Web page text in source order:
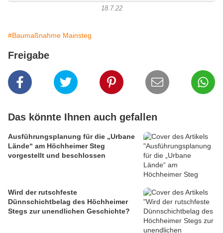
18.7.22
#Baumaßnahme Mainsteg
Freigabe
Das könnte Ihnen auch gefallen
Ausführungsplanung für die „Urbane
Lände“ am Höchheimer Steg
vorgestellt und beschlossen
Wird der rutschfeste
Dünnschichtbelag des Höchheimer
Stegs zur unendlichen Geschichte?